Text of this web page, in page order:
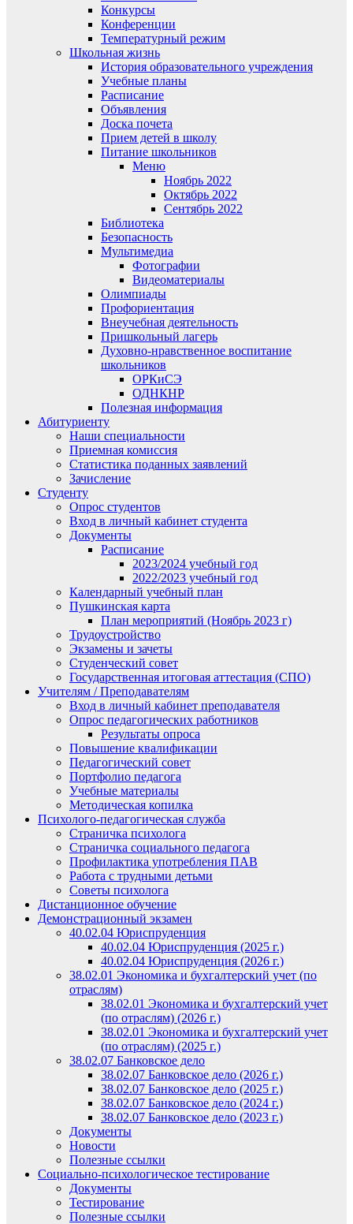
Конкурсы
Конференции
Температурный режим
Школьная жизнь
История образовательного учреждения
Учебные планы
Расписание
Объявления
Доска почета
Прием детей в школу
Питание школьников
Меню
Ноябрь 2022
Октябрь 2022
Сентябрь 2022
Библиотека
Безопасность
Мультимедиа
Фотографии
Видеоматериалы
Олимпиады
Профориентация
Внеучебная деятельность
Пришкольный лагерь
Духовно-нравственное воспитание
школьников
ОРКиСЭ
ОДНКНР
Полезная информация
Абитуриенту
Наши специальности
Приемная комиссия
Статистика поданных заявлений
Зачисление
Студенту
Опрос студентов
Вход в личный кабинет студента
Документы
Расписание
2023/2024 учебный год
2022/2023 учебный год
Календарный учебный план
Пушкинская карта
План мероприятий (Ноябрь 2023 г)
Трудоустройство
Экзамены и зачеты
Студенческий совет
Государственная итоговая аттестация (СПО)
Учителям / Преподавателям
Вход в личный кабинет преподавателя
Опрос педагогических работников
Результаты опроса
Повышение квалификации
Педагогический совет
Портфолио педагога
Учебные материалы
Методическая копилка
Психолого-педагогическая служба
Страничка психолога
Страничка социального педагога
Профилактика употребления ПАВ
Работа с трудными детьми
Советы психолога
Дистанционное обучение
Демонстрационный экзамен
40.02.04 Юриспруденция
40.02.04 Юриспруденция (2025 г.)
40.02.04 Юриспруденция (2026 г.)
38.02.01 Экономика и бухгалтерский учет (по
отраслям)
38.02.01 Экономика и бухгалтерский учет
(по отраслям) (2026 г.)
38.02.01 Экономика и бухгалтерский учет
(по отраслям) (2025 г.)
38.02.07 Банковское дело
38.02.07 Банковское дело (2026 г.)
38.02.07 Банковское дело (2025 г.)
38.02.07 Банковское дело (2024 г.)
38.02.07 Банковское дело (2023 г.)
Документы
Новости
Полезные ссылки
Социально-психологическое тестирование
Документы
Тестирование
Полезные ссылки